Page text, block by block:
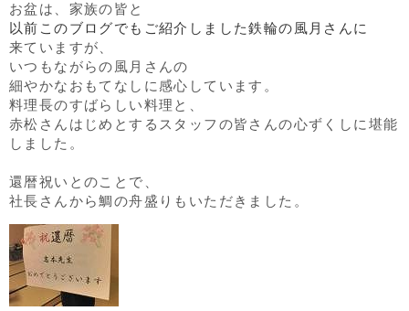
お盆は、家族の皆と
以前このブログでもご紹介しました鉄輪の風月さんに
来ていますが、
いつもながらの風月さんの
細やかなおもてなしに感心しています。
料理長のすばらしい料理と、
赤松さんはじめとするスタッフの皆さんの心ずくしに堪能
しました。
還暦祝いとのことで、
社長さんから鯛の舟盛りもいただきました。